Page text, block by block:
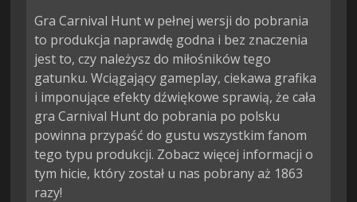
Gra Carnival Hunt w pełnej wersji do pobrania
to produkcja naprawdę godna i bez znaczenia
jest to, czy należysz do miłośników tego
gatunku. Wciągający gameplay, ciekawa grafika
i imponujące efekty dźwiękowe sprawią, że cała
gra Carnival Hunt do pobrania po polsku
powinna przypaść do gustu wszystkim fanom
tego typu produkcji. Zobacz więcej informacji o
tym hicie, który został u nas pobrany aż 1863
razy!